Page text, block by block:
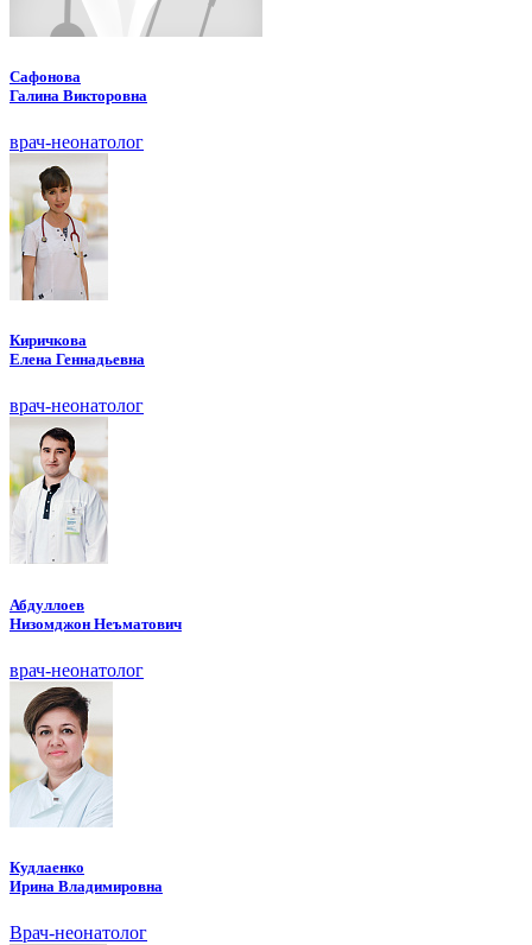
Сафонова
Галина Викторовна
врач-неонатолог
Киричкова
Елена Геннадьевна
врач-неонатолог
Абдуллоев
Низомджон Неъматович
врач-неонатолог
Кудлаенко
Ирина Владимировна
Врач-неонатолог